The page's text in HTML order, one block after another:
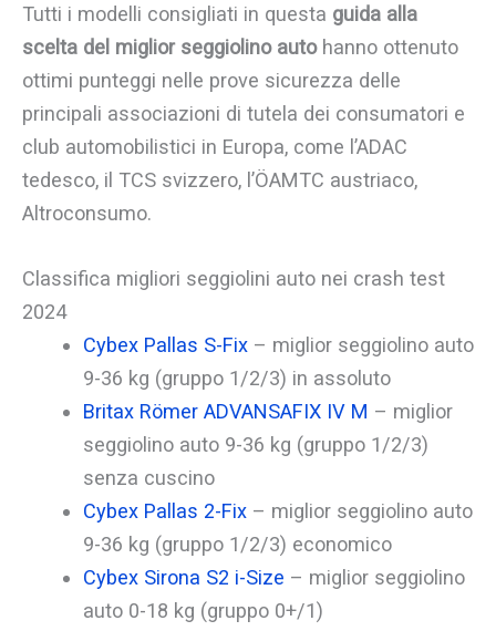
Tutti i modelli consigliati in questa guida alla
scelta del miglior seggiolino autohanno ottenuto
ottimi punteggi nelle prove sicurezza delle
principali associazioni di tutela dei consumatori e
club automobilistici in Europa, come l’ADAC
tedesco, il TCS svizzero, l’ÖAMTC austriaco,
Altroconsumo.
Classifica migliori seggiolini auto nei crash test
2024
Cybex Pallas S-Fix– miglior seggiolino auto
9-36 kg (gruppo 1/2/3) in assoluto
Britax Römer ADVANSAFIX IV M – miglior
seggiolino auto 9-36 kg (gruppo 1/2/3)
senza cuscino
Cybex Pallas 2-Fix– miglior seggiolino auto
9-36 kg (gruppo 1/2/3) economico
Cybex Sirona S2 i-Size – miglior seggiolino
auto 0-18 kg (gruppo 0+/1)